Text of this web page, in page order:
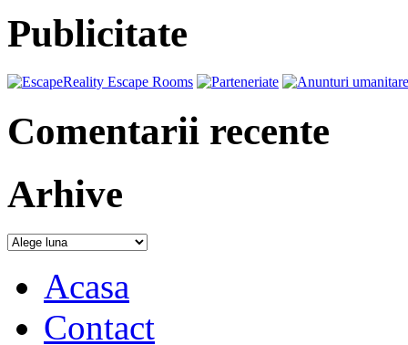
Publicitate
Comentarii recente
Arhive
Acasa
Contact